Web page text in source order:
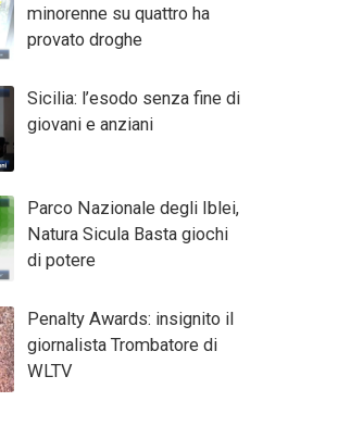
minorenne su quattro ha
provato droghe
Sicilia: l’esodo senza fine di
giovani e anziani
Parco Nazionale degli Iblei,
Natura Sicula Basta giochi
di potere
Penalty Awards: insignito il
giornalista Trombatore di
WLTV